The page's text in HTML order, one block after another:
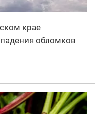
крае
обломков